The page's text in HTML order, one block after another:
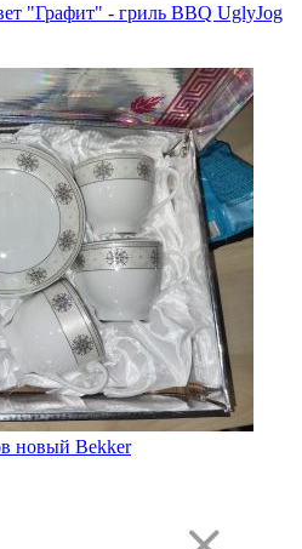
"Графит" - гриль BBQ UglyJog
новый Bekker